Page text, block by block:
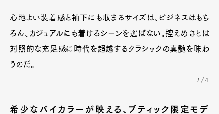
心地よい装着感と袖下にも収まるサイズは、ビジネスはもち
ろん、カジュアルにも着けるシーンを選ばない。控えめさとは
対照的な充足感に時代を超越するクラシックの真髄を味わ
うのだ。
2/4
希少なバイカラーが映える、ブティック限定モデ